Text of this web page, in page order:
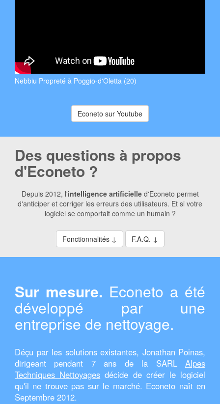
Nebbiu Propreté à Poggio-d'Oletta (20)
Econeto sur Youtube
Des questions à propos
d'Econeto ?
Depuis 2012, l'intelligence artificielled'Econeto permet
d'anticiper et corriger les erreurs des utilisateurs. Et si votre
logiciel se comportait comme un humain ?
Fonctionnalités ↓ F.A.Q. ↓
Sur mesure. Econeto a été
développé par une
entreprise de nettoyage.
Déçu par les solutions existantes, Jonathan Poinas,
dirigeant pendant 7 ans de la SARL Alpes
Techniques Nettoyages décide de créer le logiciel
qu'il ne trouve pas sur le marché. Econeto naît en
Septembre 2012.